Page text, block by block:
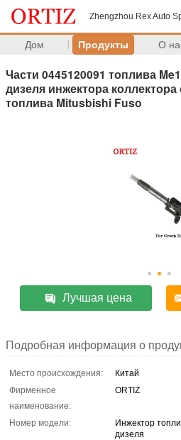
Zhengzhou Rex Auto
Дом Продукты О
Части 0445120091 топлива
дизеля инжектора
топлива Mitusbishi Fuso
Лучшая цена
Подробная информация о
Место происхождения:
Китай
Фирменное
наименование:
ORTIZ
Номер модели:
Инжектор
дизеля